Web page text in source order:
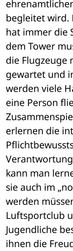
begleitet wird.
hat immer die
dem Tower
die Flugzeuge
gewartet und
werden viele
eine Person
erlernen die
kann man
sie auch im
werden
Luftsportclub
Jugendliche
ihnen die